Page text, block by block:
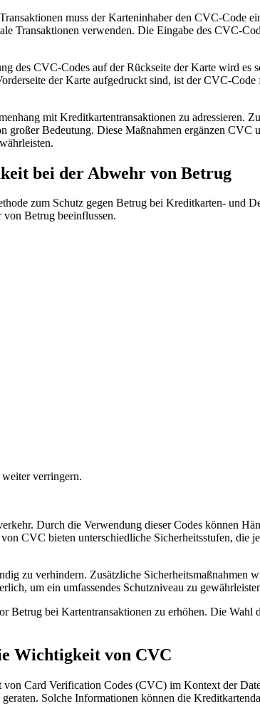
muss der Karteninhaber‍ den CVC-Code
Transaktionen verwenden. Die Eingabe des CVC-
CVC-Codes auf der ⁢Rückseite der Karte wird ⁤es⁣
der ​Karte aufgedruckt sind, ist ⁤der‌ CVC-
mit ⁣Kreditkartentransaktionen‍ zu adressieren.
Bedeutung. Diese Maßnahmen ergänzen CVC
bei der Abwehr ‌von Betrug
zum ‌Schutz gegen Betrug bei Kreditkarten-​ und
Betrug beeinflussen.
verringern.
Durch ‍die Verwendung dieser Codes können
‌CVC bieten unterschiedliche Sicherheitsstufen, die
zu verhindern. Zusätzliche Sicherheitsmaßnahmen
um ein umfassendes Schutzniveau zu‍
⁣bei​ Kartentransaktionen zu erhöhen. Die
Wichtigkeit von CVC
Card Verification Codes ‍(CVC) im Kontext der
Solche Informationen können die